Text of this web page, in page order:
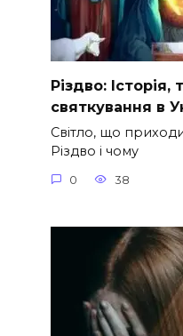
Різдво: Історія,
святкування в
Світло, що
Різдво і чому
0 38